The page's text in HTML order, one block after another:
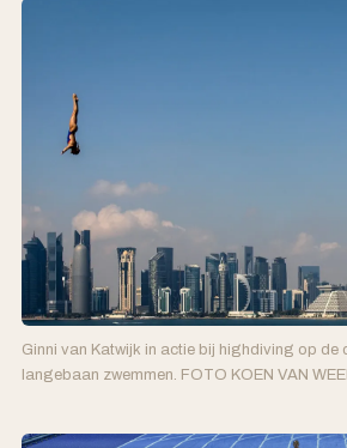
Ginni van Katwijk in actie bij highdiving op de
langebaan zwemmen. FOTO KOEN VAN